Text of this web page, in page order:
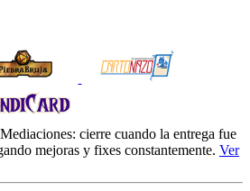
Mediaciones: cierre cuando la entrega fue
mejoras y fixes constantemente. Ver